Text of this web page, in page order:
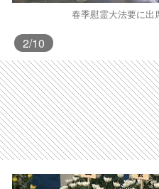
春季慰霊大法要に出
2/10